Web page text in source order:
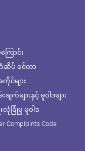
ြောင်း
ပ် စင်တာ
များ
ျက်များနှင့် မူဝါဒများ
ခြုံမှု မူဝါဒ
Complaints Code